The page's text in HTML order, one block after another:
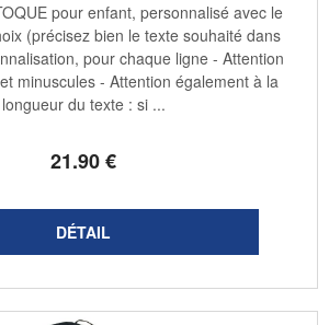
21.90€
pour enfant, personnalisé avec le
(précisez bien le texte souhaité dans
pour chaque ligne - Attention
minuscules - Attention également à la
longueur du texte : si ...